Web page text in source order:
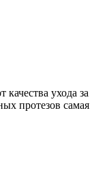
ухода за
протезов самая